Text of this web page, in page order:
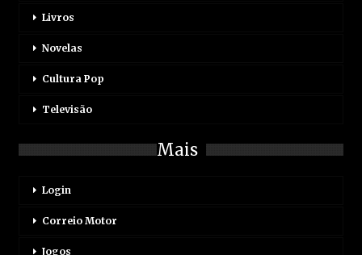
Livros
Novelas
Cultura Pop
Televisão
Mais
Login
Correio Motor
Jogos